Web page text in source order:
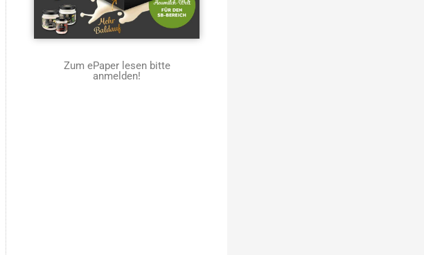
Zum ePaper lesen bitte
anmelden!